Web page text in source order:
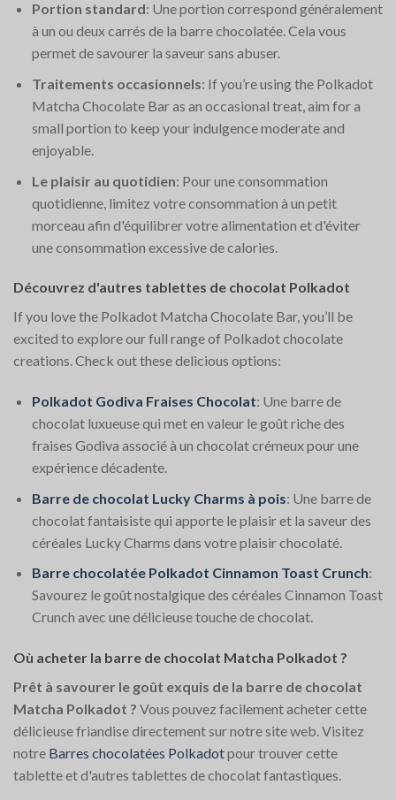
Portion standard: Une portion correspond généralement
à un ou deux carrés de la barre chocolatée. Cela vous
permet de savourer la saveur sans abuser.
Traitements occasionnels: If you’re using the Polkadot
Matcha Chocolate Bar as an occasional treat, aim for a
small portion to keep your indulgence moderate and
enjoyable.
Le plaisir au quotidien: Pour une consommation
quotidienne, limitez votre consommation à un petit
morceau afin d'équilibrer votre alimentation et d'éviter
une consommation excessive de calories.
Découvrez d'autres tablettes de chocolat Polkadot
If you love the Polkadot Matcha Chocolate Bar, you’ll be
excited to explore our full range of Polkadot chocolate
creations. Check out these delicious options:
Polkadot Godiva Fraises Chocolat: Une barre de
chocolat luxueuse qui met en valeur le goût riche des
fraises Godiva associé à un chocolat crémeux pour une
expérience décadente.
Barre de chocolat Lucky Charms à pois: Une barre de
chocolat fantaisiste qui apporte le plaisir et la saveur des
céréales Lucky Charms dans votre plaisir chocolaté.
Barre chocolatée Polkadot Cinnamon Toast Crunch:
Savourez le goût nostalgique des céréales Cinnamon Toast
Crunch avec une délicieuse touche de chocolat.
Où acheter la barre de chocolat Matcha Polkadot ?
Prêt à savourer le goût exquis de la barre de chocolat
Matcha Polkadot ? Vous pouvez facilement acheter cette
délicieuse friandise directement sur notre site web. Visitez
notre Barres chocolatées Polkadotpour trouver cette
tablette et d'autres tablettes de chocolat fantastiques.